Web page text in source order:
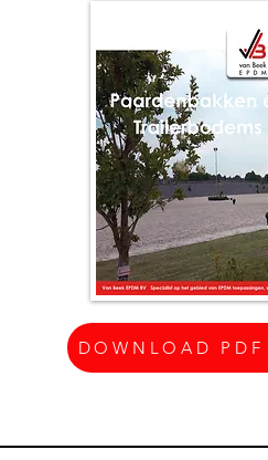
DOWNLOAD PDF